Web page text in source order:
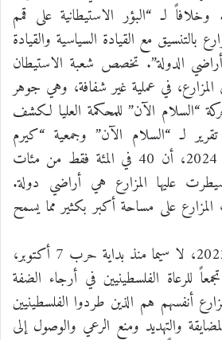
أصل حوالي 350. وخلافاً لـ “البؤر الاستيطانية على قمم
بالتنسيق مع القيادة السياسية والقيادة
الدولة”. تخصص شعبة الاستيطان
في عملية غير شفافة، وهي جوهر
“السلام الآن” للمحكمة العليا لكشف
لـ “السلام الآن” وجمعية “كيرم
نبوت” في كانون الأول 2024، أن 40 في المئة فقط من مئات
عليها المزارع هي أراضي دولة.
على مساحة أكبر بكثير مما يسمح
نتيجة لذلك، منذ العام 2022، لا سيما منذ بداية حرب 7 أكتوبر،
تم طرد أكثر من 60 تجمعاً للرعاة الفلسطينيين في أرجاء الضفة
أنفسهم هم الذين طردوا الفلسطينيين
والتهديد ومنع الرعي والوصول إلى